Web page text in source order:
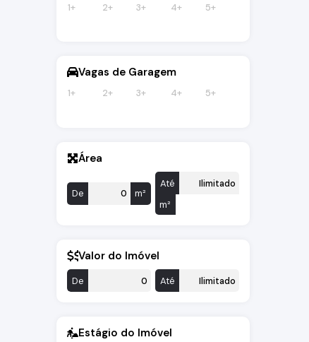
1+ 2+ 3+ 4+ 5+
Vagas de Garagem
1+ 2+ 3+ 4+ 5+
Área
De m²
Até
m²
Valor do Imóvel
De Até
Estágio do Imóvel